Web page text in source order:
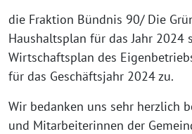
die Fraktion Bündnis 90/ Die
Haushaltsplan für das Jahr 2024
Wirtschaftsplan des
für das Geschäftsjahr 2024 zu.
Wir bedanken uns sehr herzlich
und Mitarbeiterinnen der